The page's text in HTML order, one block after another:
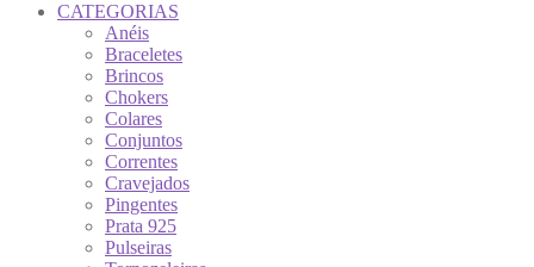
CATEGORIAS
Anéis
Braceletes
Brincos
Chokers
Colares
Conjuntos
Correntes
Cravejados
Pingentes
Prata 925
Pulseiras